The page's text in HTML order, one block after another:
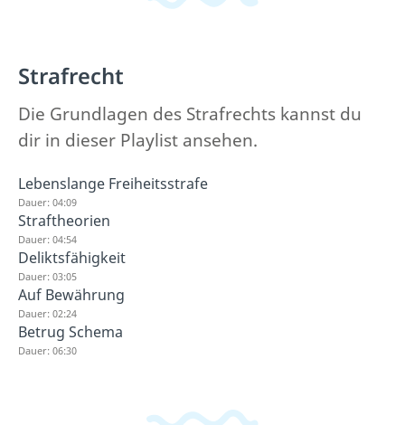
Strafrecht
Die Grundlagen des Strafrechts kannst du
dir in dieser Playlist ansehen.
Lebenslange Freiheitsstrafe
Dauer: 04:09
Straftheorien
Dauer: 04:54
Deliktsfähigkeit
Dauer: 03:05
Auf Bewährung
Dauer: 02:24
Betrug Schema
Dauer: 06:30